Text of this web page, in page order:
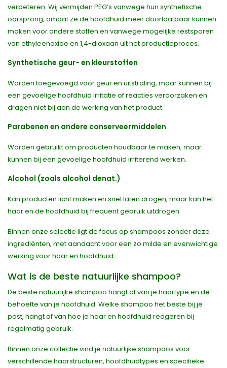
verbeteren. Wij vermijden PEG’s vanwege hun synthetische
oorsprong, omdat ze de hoofdhuid meer doorlaatbaar kunnen
maken voor andere stoffen en vanwege mogelijke restsporen
van ethyleenoxide en 1,4-dioxaan uit het productieproces.
Synthetische geur- en kleurstoffen
Worden toegevoegd voor geur en uitstraling, maar kunnen bij
een gevoelige hoofdhuid irritatie of reacties veroorzaken en
dragen niet bij aan de werking van het product.
Parabenen en andere conserveermiddelen
Worden gebruikt om producten houdbaar te maken, maar
kunnen bij een gevoelige hoofdhuid irriterend werken.
Alcohol (zoals alcohol denat.)
Kan producten licht maken en snel laten drogen, maar kan het
haar en de hoofdhuid bij frequent gebruik uitdrogen.
Binnen onze selectie ligt de focus op shampoos zonder deze
ingrediënten, met aandacht voor een zo milde en evenwichtige
werking voor haar en hoofdhuid.
Wat is de beste natuurlijke shampoo?
De beste natuurlijke shampoo hangt af van je haartype en de
behoefte van je hoofdhuid. Welke shampoo het beste bij je
past, hangt af van hoe je haar en hoofdhuid reageren bij
regelmatig gebruik.
Binnen onze collectie vind je natuurlijke shampoos voor
verschillende haarstructuren, hoofdhuidtypes en specifieke